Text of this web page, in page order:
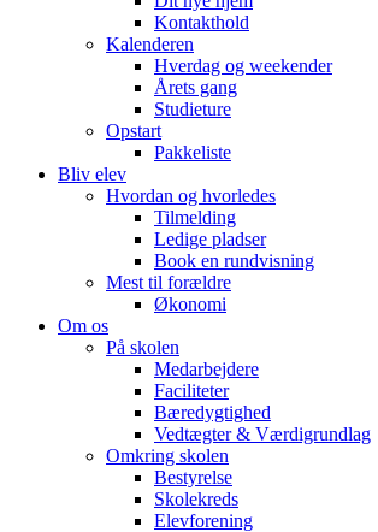
Kontakthold
Kalenderen
Hverdag og weekender
Årets gang
Studieture
Opstart
Pakkeliste
Bliv elev
Hvordan og hvorledes
Tilmelding
Ledige pladser
Book en rundvisning
Mest til forældre
Økonomi
Om os
På skolen
Medarbejdere
Faciliteter
Bæredygtighed
Vedtægter & Værdigrundlag
Omkring skolen
Bestyrelse
Skolekreds
Elevforening